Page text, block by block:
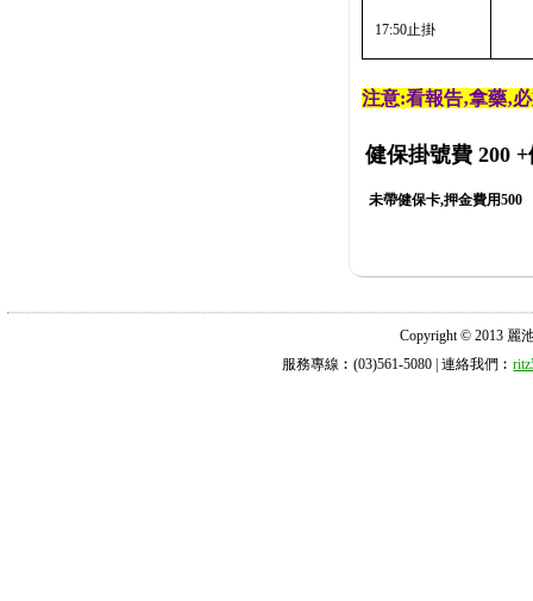
17:50止掛
注意:看報告‚拿藥‚
健保掛號費 200 +
未帶健保卡,押金費用500
Copyright © 2013 麗
服務專線︰(03)561-5080 | 連絡我們︰